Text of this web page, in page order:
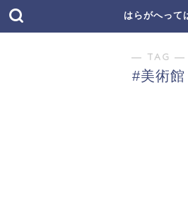
はらがへって
― TAG ―
#美術館